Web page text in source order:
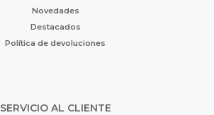
Novedades
Destacados
Política de devoluciones
SERVICIO AL CLIENTE